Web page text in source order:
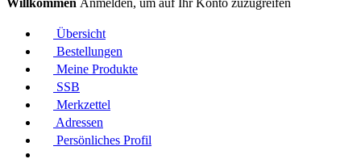
Willkommen Anmelden, um auf Ihr Konto zuzugreifen
Übersicht
Bestellungen
Meine Produkte
SSB
Merkzettel
Adressen
Persönliches Profil